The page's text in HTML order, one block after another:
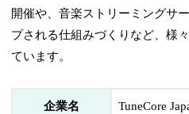
開催や、音楽ストリーミングサ
プされる仕組みづくりなど、様
ています。
企業名 TuneCore